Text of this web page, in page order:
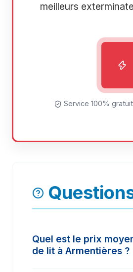
meilleurs
Service 100%
Quel est le prix
de lit à Armentières ?